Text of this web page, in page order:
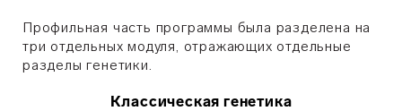
Профильная часть программы была разделена на
три отдельных модуля, отражающих отдельные
разделы генетики.
Классическая генетика